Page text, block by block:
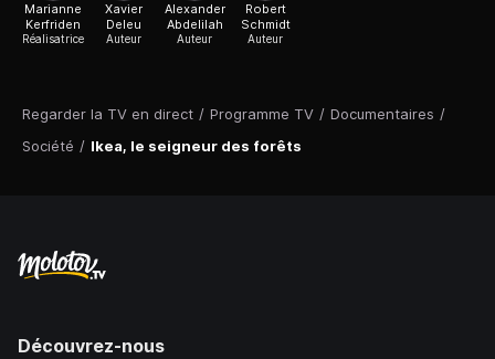
Regarder la TV en direct / Programme TV / Documentaires /
Société / Ikea, le seigneur des forêts
Marianne
Kerfriden
Réalisatrice
Xavier
Deleu
Auteur
Alexander
Abdelilah
Auteur
Robert
Schmidt
Auteur
Découvrez-nous